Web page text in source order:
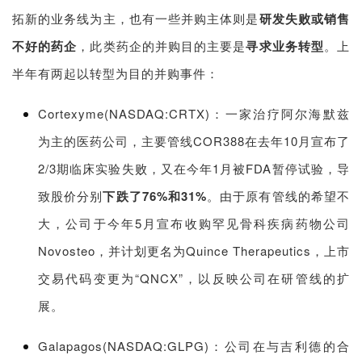
拓新的业务线为主，也有一些并购主体则是研发失败或销售
不好的药企 ，此类药企的并购目的主要是寻求业务转型。上
半年有两起以转型为目的并购事件：
Cortexyme(NASDAQ:CRTX)：一家治疗阿尔海默兹
为主的医药公司，主要管线COR388在去年10月宣布了
2/3期临床实验失败，又在今年1月被FDA暂停试验，导
致股价分别下跌了76%和31%。由于原有管线的希望不
大，公司于今年5月宣布收购罕见骨科疾病药物公司
Novosteo，并计划更名为Quince Therapeutics，上市
交易代码变更为“QNCX”，以反映公司在研管线的扩
展。
Galapagos(NASDAQ:GLPG)：公司在与吉利德的合